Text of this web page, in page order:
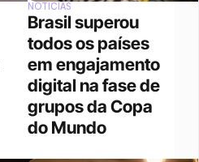
NOTÍCIAS
Brasil superou
todos os países
em engajamento
digital na fase de
grupos da Copa
do Mundo